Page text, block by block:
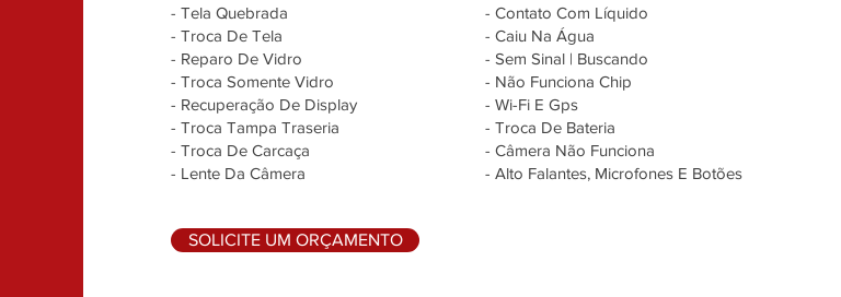
- Tela Quebrada
- Troca De Tela
- Reparo De Vidro
- Troca Somente Vidro
- Recuperação De Display
- Troca Tampa Traseria
- Troca De Carcaça
- Lente Da Câmera
- Contato Com Líquido
- Caiu Na Água
- Sem Sinal | Buscando
- Não Funciona Chip
- Wi-Fi E Gps
- Troca De Bateria
- Câmera Não Funciona
- Alto Falantes, Microfones E Botões
SOLICITE UM ORÇAMENTO